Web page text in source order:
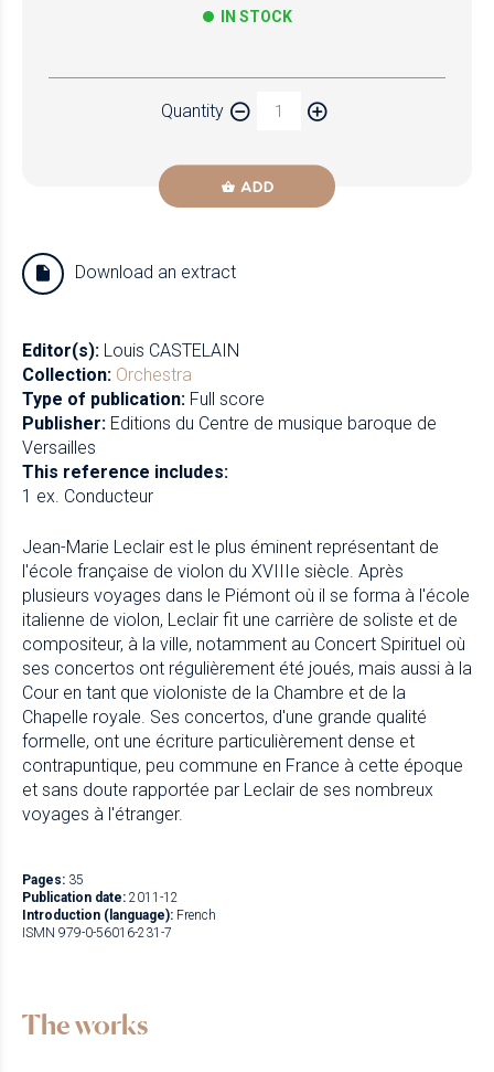
IN STOCK
Quantity
ADD
Download an extract
Editor(s): Louis CASTELAIN
Collection: Orchestra
Type of publication: Full score
Publisher: Editions du Centre de musique baroque de
Versailles
This reference includes:
1 ex. Conducteur
Jean-Marie Leclair est le plus éminent représentant de
l'école française de violon du XVIIIe siècle. Après
plusieurs voyages dans le Piémont où il se forma à l'école
italienne de violon, Leclair fit une carrière de soliste et de
compositeur, à la ville, notamment au Concert Spirituel où
ses concertos ont régulièrement été joués, mais aussi à la
Cour en tant que violoniste de la Chambre et de la
Chapelle royale. Ses concertos, d'une grande qualité
formelle, ont une écriture particulièrement dense et
contrapuntique, peu commune en France à cette époque
et sans doute rapportée par Leclair de ses nombreux
voyages à l'étranger.
Pages: 35
Publication date: 2011-12
Introduction (language): French
ISMN 979-0-56016-231-7
The works